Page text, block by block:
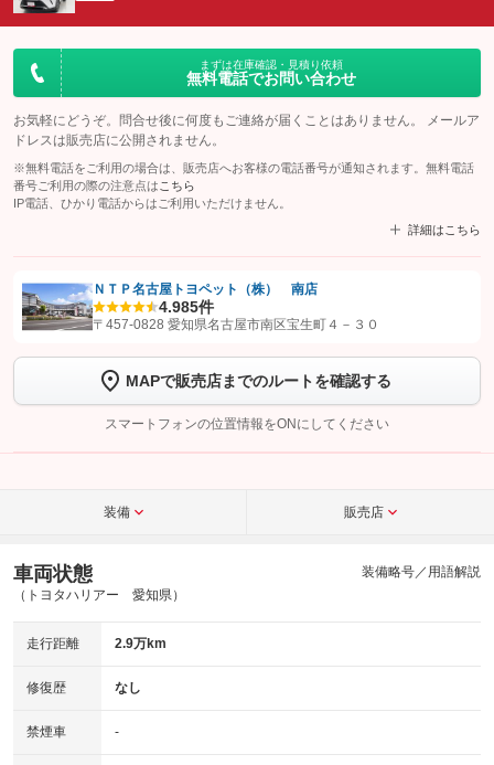
まずは在庫確認・見積り依頼
無料電話でお問い合わせ
お気軽にどうぞ。問合せ後に何度もご連絡が届くことはありません。 メールア
ドレスは販売店に公開されません。
※無料電話をご利用の場合は、販売店へお客様の電話番号が通知されます。無料電話
番号ご利用の際の注意点は こちら
IP電話、ひかり電話からはご利用いただけません。
詳細はこちら
【STEP1】認証画面でグーネットを友だち追加してから「許可する」ボタンを押
トーク画面で
ボタンをタップして問い合わせを
完了してください。
こちら
ＮＴＰ名古屋トヨペット（株） 南店
4.985件
〒457-0828 愛知県名古屋市南区宝生町４－３０
MAPで販売店までのルートを確認する
スマートフォンの位置情報をONにしてください
装備 販売店
車両状態
（トヨタハリアー 愛知県）
装備略号／用語解説
走行距離 2.9万km
修復歴 なし
禁煙車 -